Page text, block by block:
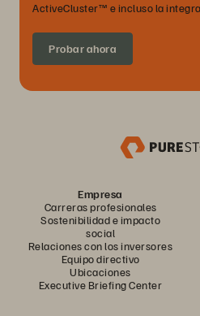
ActiveCluster™ e incluso la
Probar ahora
Empresa
Carreras profesionales
Sostenibilidad e impacto
social
Relaciones con los inversores
Equipo directivo
Ubicaciones
Executive Briefing Center